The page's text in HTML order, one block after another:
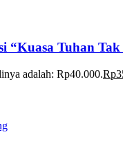
“Kuasa Tuhan
adalah: Rp40.000.Rp